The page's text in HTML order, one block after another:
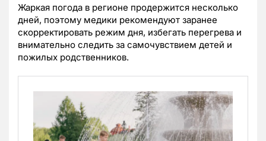
Жаркая погода в регионе продержится несколько
дней, поэтому медики рекомендуют заранее
скорректировать режим дня, избегать перегрева и
внимательно следить за самочувствием детей и
пожилых родственников.